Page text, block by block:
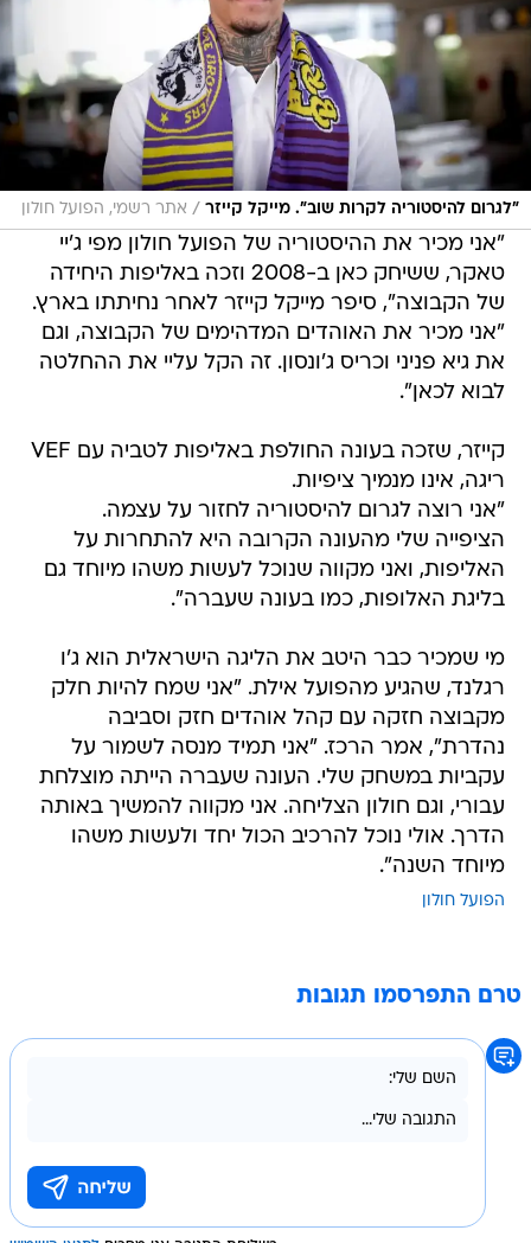
"לגרום להיסטוריה לקרות שוב". מייקל קייזר / אתר רשמי, הפועל חולון
"אני מכיר את ההיסטוריה של הפועל חולון מפי ג'יי
טאקר, ששיחק כאן ב-2008 וזכה באליפות היחידה
של הקבוצה", סיפר מייקל קייזר לאחר נחיתתו בארץ.
"אני מכיר את האוהדים המדהימים של הקבוצה, וגם
את גיא פניני וכריס ג'ונסון. זה הקל עליי את ההחלטה
לבוא לכאן".
קייזר, שזכה בעונה החולפת באליפות לטביה עם VEF
ריגה, אינו מנמיך ציפיות.
"אני רוצה לגרום להיסטוריה לחזור על עצמה.
הציפייה שלי מהעונה הקרובה היא להתחרות על
האליפות, ואני מקווה שנוכל לעשות משהו מיוחד גם
בליגת האלופות, כמו בעונה שעברה".
מי שמכיר כבר היטב את הליגה הישראלית הוא ג'ו
רגלנד, שהגיע מהפועל אילת. "אני שמח להיות חלק
מקבוצה חזקה עם קהל אוהדים חזק וסביבה
נהדרת", אמר הרכז. "אני תמיד מנסה לשמור על
עקביות במשחק שלי. העונה שעברה הייתה מוצלחת
עבורי, וגם חולון הצליחה. אני מקווה להמשיך באותה
הדרך. אולי נוכל להרכיב הכול יחד ולעשות משהו
מיוחד השנה".
הפועל חולון
טרם התפרסמו תגובות